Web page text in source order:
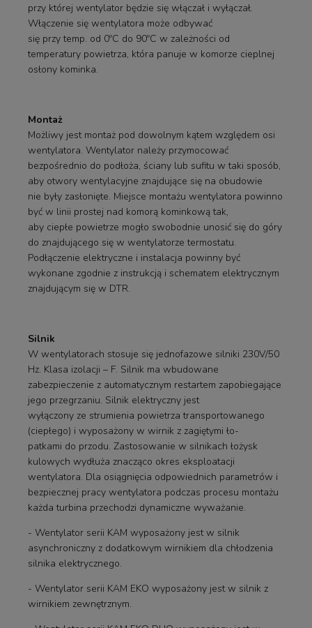
przy której wentylator będzie się włączał i wyłączał.
Włączenie się wentylatora może odbywać
się przy temp. od 0ºC do 90ºC w zależności od
temperatury powietrza, która panuje w komorze cieplnej
osłony kominka.
Montaż
Możliwy jest montaż pod dowolnym kątem względem osi
wentylatora. Wentylator należy przymocować
bezpośrednio do podłoża, ściany lub sufitu w taki sposób,
aby otwory wentylacyjne znajdujące się na obudowie
nie były zasłonięte. Miejsce montażu wentylatora powinno
być w linii prostej nad komorą kominkową tak,
aby ciepłe powietrze mogło swobodnie unosić się do góry
do znajdującego się w wentylatorze termostatu.
Podłączenie elektryczne i instalacja powinny być
wykonane zgodnie z instrukcją i schematem elektrycznym
znajdującym się w DTR.
Silnik
W wentylatorach stosuje się jednofazowe silniki 230V/50
Hz. Klasa izolacji – F. Silnik ma wbudowane
zabezpieczenie z automatycznym restartem zapobiegające
jego przegrzaniu. Silnik elektryczny jest
wyłączony ze strumienia powietrza transportowanego
(ciepłego) i wyposażony w wirnik z zagiętymi ło-
patkami do przodu. Zastosowanie w silnikach łożysk
kulowych wydłuża znacząco okres eksploatacji
wentylatora. Dla osiągnięcia odpowiednich parametrów i
bezpiecznej pracy wentylatora podczas procesu montażu
każda turbina przechodzi dynamiczne wyważanie.
- Wentylator serii KAM wyposażony jest w silnik
asynchroniczny z dodatkowym wirnikiem dla chłodzenia
silnika elektrycznego.
- Wentylator serii KAM EKO wyposażony jest w silnik z
wirnikiem zewnętrznym.